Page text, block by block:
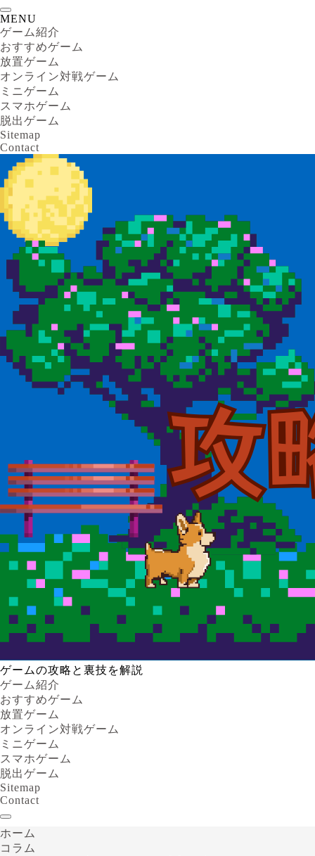
MENU
ゲーム紹介
おすすめゲーム
放置ゲーム
オンライン対戦ゲーム
ミニゲーム
スマホゲーム
脱出ゲーム
Sitemap
Contact
ゲームの攻略と裏技を解説
ゲーム紹介
おすすめゲーム
放置ゲーム
オンライン対戦ゲーム
ミニゲーム
スマホゲーム
脱出ゲーム
Sitemap
Contact
ホーム
コラム